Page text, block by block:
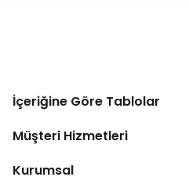
İçeriğine Göre Tablolar
Müşteri Hizmetleri
Kurumsal